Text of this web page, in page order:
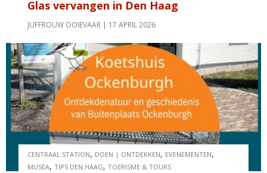
Glas vervangen in Den Haag
JUFFROUW OOIEVAAR 17 APRIL 2026
CENTRAAL STATION, DOEN | ONTDEKKEN, EVENEMENTEN,
MUSEA,TIPS DEN HAAG,TOERISME & TOURS